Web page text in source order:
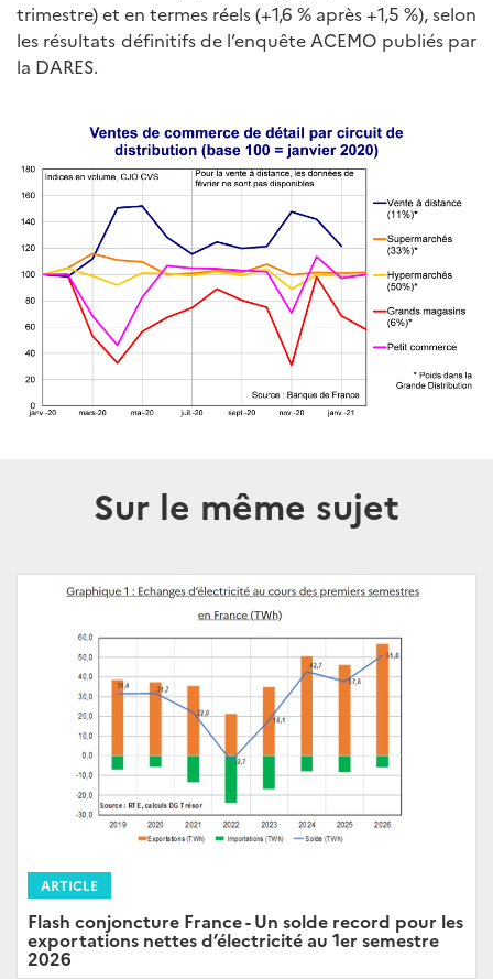
trimestre) et en termes réels (+1,6 % après +1,5 %), selon
les résultats définitifs de l’enquête ACEMO publiés par
la DARES.
Sur le même sujet
ARTICLE
Flash conjoncture France - Un solde record pour les
exportations nettes d’électricité au 1er semestre
2026